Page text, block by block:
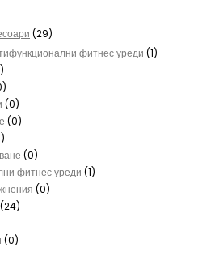
(29)
фитнес уреди (1)
(0)
(0)
(0)
фитнес уреди (1)
(0)
(24)
(0)